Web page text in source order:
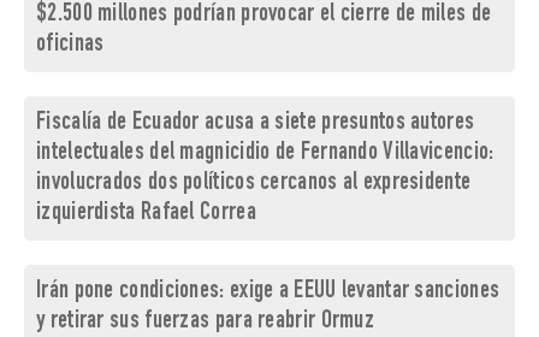
$2.500 millones podrían provocar el cierre de miles de
oficinas
Fiscalía de Ecuador acusa a siete presuntos autores
intelectuales del magnicidio de Fernando Villavicencio:
involucrados dos políticos cercanos al expresidente
izquierdista Rafael Correa
Irán pone condiciones: exige a EEUU levantar sanciones
y retirar sus fuerzas para reabrir Ormuz